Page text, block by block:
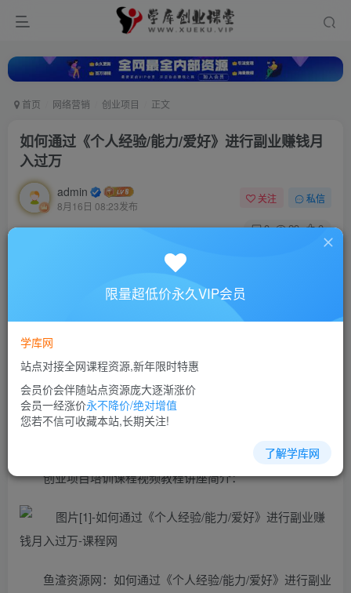
首页 网络营销 创业项目 正文
如何通过《个人经验/能力/爱好》进行副业赚钱月
入过万
admin
8月16日 08:23发布
关注 私信
0 29 0
如何通过《个人经验/能力/爱好》进行副业赚钱月入过万
此内容为付费资源，请付费后查看
10
立即购买
您当前未登录！建议登陆后购买，可保存购买订单
创业项目培训课程视频教程讲座简介：
鱼渣资源网：如何通过《个人经验/能力/爱好》进行副业
限量超低价永久VIP会员
学库网
站点对接全网课程资源,新年限时特惠
会员价会伴随站点资源庞大逐渐涨价
会员一经涨价永不降价/绝对增值
您若不信可收藏本站,长期关注!
了解学库网